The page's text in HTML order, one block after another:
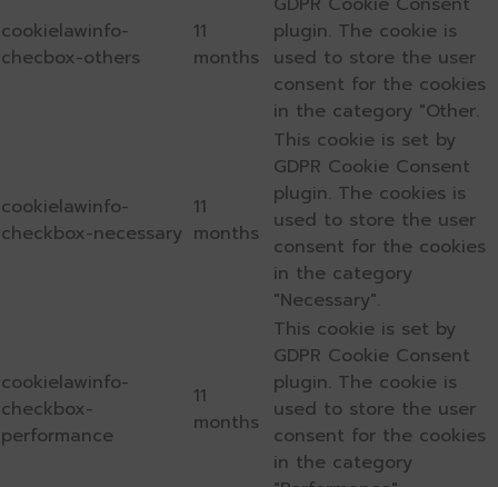
cookielawinfo-
checbox-others
11
months
plugin. The cookie is
used to store the user
consent for the cookies
in the category "Other.
cookielawinfo-
checkbox-necessary
11
months
This cookie is set by
GDPR Cookie Consent
plugin. The cookies is
used to store the user
consent for the cookies
in the category
"Necessary".
cookielawinfo-
checkbox-
performance
11
months
This cookie is set by
GDPR Cookie Consent
plugin. The cookie is
used to store the user
consent for the cookies
in the category